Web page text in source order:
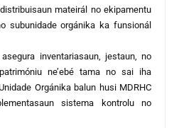
mateirál no ekipamentu
subunidade orgánika ka funsionál
inventariasaun, jestaun, no
ne’ebé tama no sai iha
Orgánika balun husi MDRHC
sistema kontrolu no